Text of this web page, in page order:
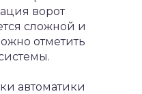
ворот
сложной и
отметить
автоматики